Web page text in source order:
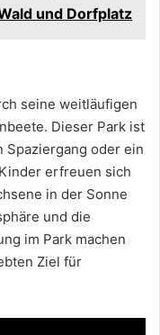
und Dorfplatz
seine weitläufigen
Dieser Park ist
oder ein
erfreuen sich
in der Sonne
und die
im Park machen
Ziel für